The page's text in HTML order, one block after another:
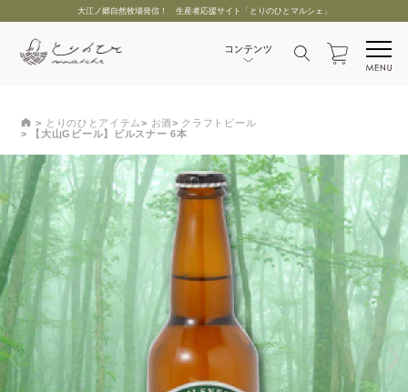
大江ノ郷自然牧場発信！ 生産者応援サイト「とりのひとマルシェ」
とりのひとアイテム お酒
クラフトビール
【大山Gビール】ピルスナー 6本